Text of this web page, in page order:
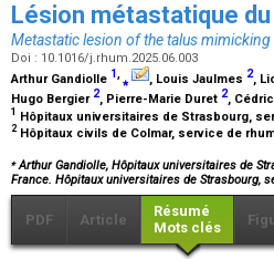
Lésion métastatique
Metastatic lesion of the talus
Doi : 10.1016/j.rhum.2025.06.003
Arthur Gandiolle 1,⁎ , Louis Jaulmes 2,
Hugo Bergier 2, Pierre-Marie Duret 2,
1 Hôpitaux universitaires de Strasbourg,
2 Hôpitaux civils de Colmar, service de
⁎Arthur Gandiolle, Hôpitaux universitaires de
France. Hôpitaux universitaires de Strasbourg,
PDF Article
Résumé
Mots clés